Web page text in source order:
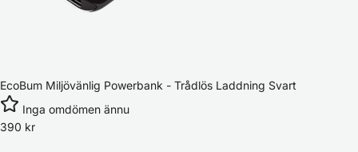
EcoBum Miljövänlig Powerbank - Trådlös Laddning Svart
Inga omdömen ännu
390 kr